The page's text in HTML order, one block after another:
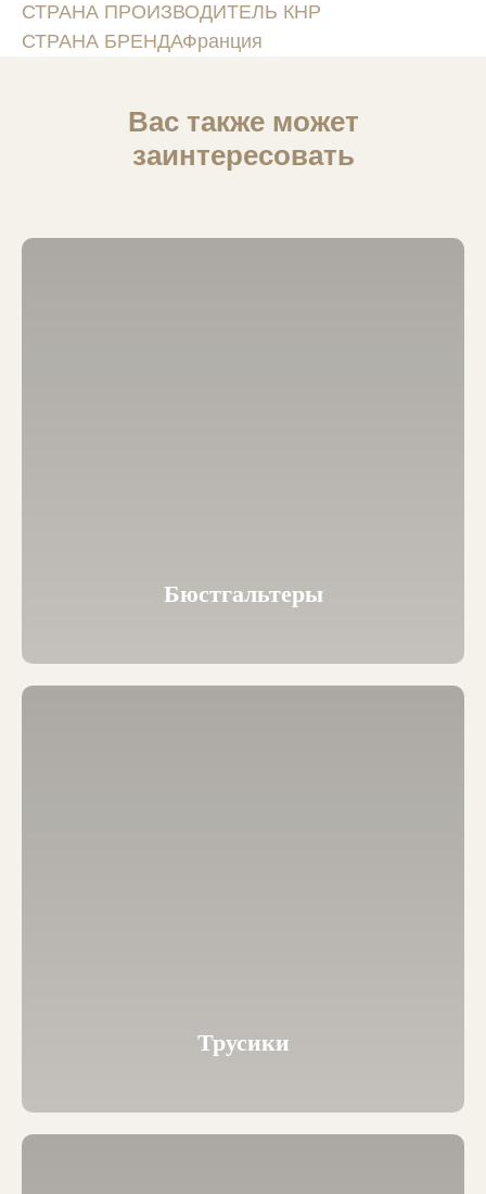
СТРАНА ПРОИЗВОДИТЕЛЬ КНР
СТРАНА БРЕНДАФранция
Вас также может
заинтересовать
Бюстгальтеры
Трусики